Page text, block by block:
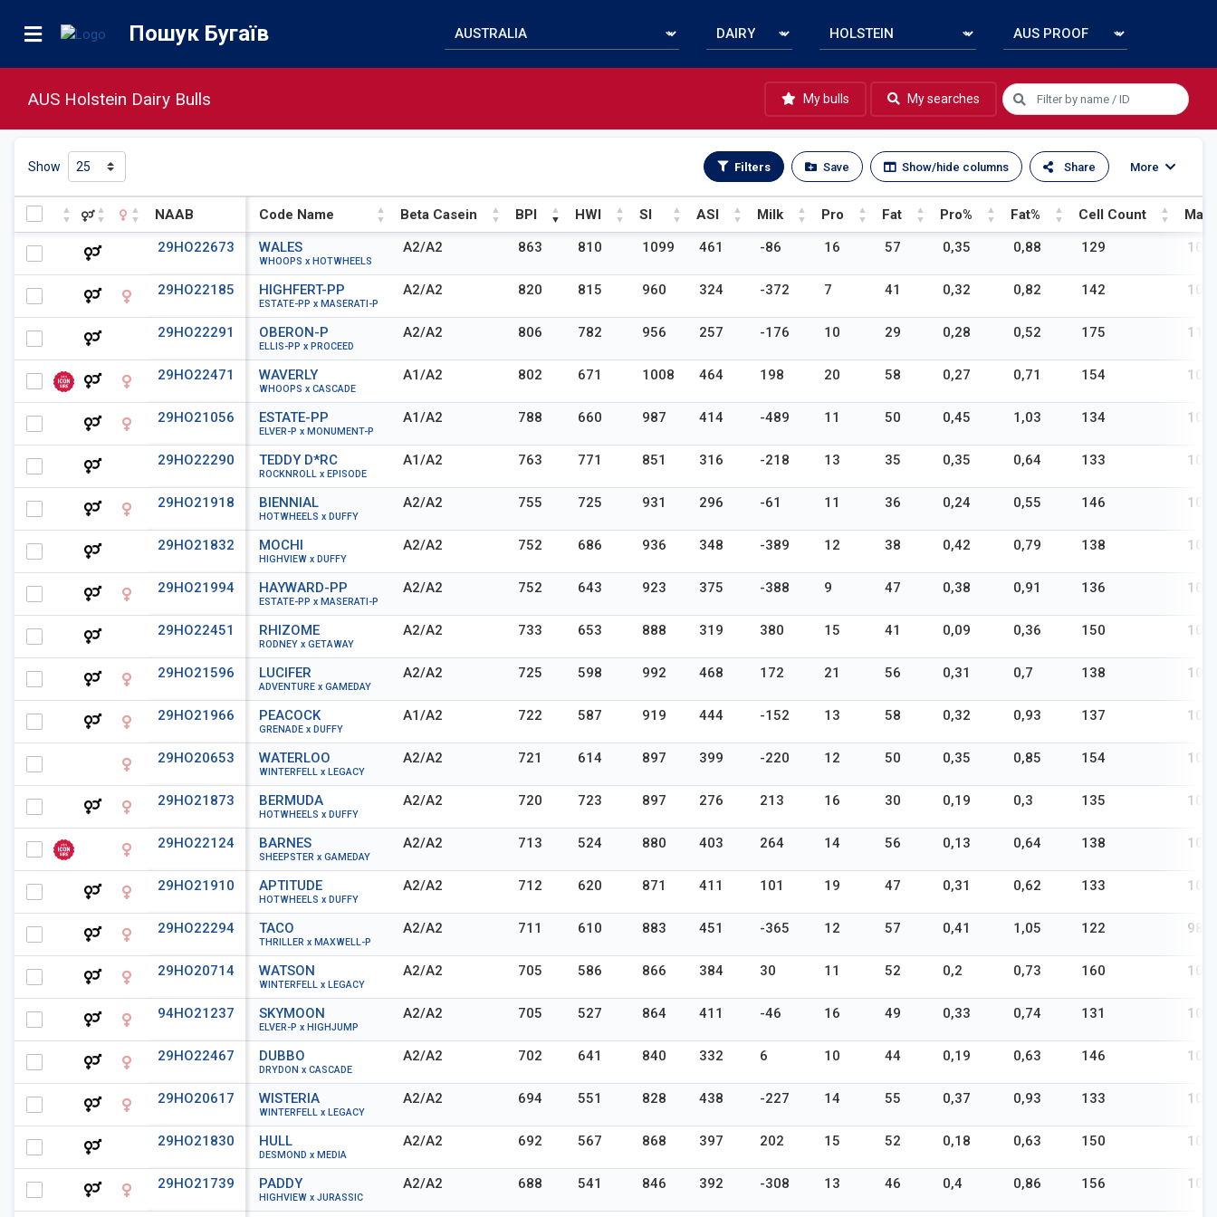
Пошук Бугаїв
AUS Holstein Dairy Bulls My bulls My searches
Show Filters Save Show/hide columns Share More
NAAB Code Name Beta Casein BPI HWI SI ASI Milk Pro Fat Pro% Fat% Cell Count
NAAB
Code Name Beta Casein BPI HWI SI ASI Milk Pro Fat Pro% Fat% Cell Count
29HO22673 WALES
WHOOPS x HOTWHEELS
A2/A2 863 810 1099 461 -86 16 57 0,35 0,88 129 105
29HO22185 HIGHFERT-PP
ESTATE-PP x MASERATI-P
A2/A2 820 815 960 324 -372 7 41 0,32 0,82 142 106
29HO22291 OBERON-P
ELLIS-PP x PROCEED
A2/A2 806 782 956 257 -176 10 29 0,28 0,52 175 113
29HO22471 WAVERLY
WHOOPS x CASCADE
A1/A2 802 671 1008 464 198 20 58 0,27 0,71 154 108
29HO21056 ESTATE-PP
ELVER-P x MONUMENT-P
A1/A2 788 660 987 414 -489 11 50 0,45 1,03 134 106
29HO22290 TEDDY D*RC
ROCKNROLL x EPISODE
A1/A2 763 771 851 316 -218 13 35 0,35 0,64 133 104
29HO21918 BIENNIAL
HOTWHEELS x DUFFY
A2/A2 755 725 931 296 -61 11 36 0,24 0,55 146 108
29HO21832 MOCHI
HIGHVIEW x DUFFY
A2/A2 752 686 936 348 -389 12 38 0,42 0,79 138 106
29HO21994 HAYWARD-PP
ESTATE-PP x MASERATI-P
A2/A2 752 643 923 375 -388 9 47 0,38 0,91 136 106
29HO22451 RHIZOME
RODNEY x GETAWAY
A2/A2 733 653 888 319 380 15 41 0,09 0,36 150 108
29HO21596 LUCIFER
ADVENTURE x GAMEDAY
A2/A2 725 598 992 468 172 21 56 0,31 0,7 138 102
29HO21966 PEACOCK
GRENADE x DUFFY
A1/A2 722 587 919 444 -152 13 58 0,32 0,93 137 105
29HO20653 WATERLOO
WINTERFELL x LEGACY
A2/A2 721 614 897 399 -220 12 50 0,35 0,85 154 107
29HO21873 BERMUDA
HOTWHEELS x DUFFY
A2/A2 720 723 897 276 213 16 30 0,19 0,3 135 104
29HO22124 BARNES
SHEEPSTER x GAMEDAY
A2/A2 713 524 880 403 264 14 56 0,13 0,64 138 107
29HO21910 APTITUDE
HOTWHEELS x DUFFY
A2/A2 712 620 871 411 101 19 47 0,31 0,62 133 107
29HO22294 TACO
THRILLER x MAXWELL-P
A2/A2 711 610 883 451 -365 12 57 0,41 1,05 122 98
29HO20714 WATSON
WINTERFELL x LEGACY
A2/A2 705 586 866 384 30 11 52 0,2 0,73 160 107
94HO21237 SKYMOON
ELVER-P x HIGHJUMP
A2/A2 705 527 864 411 -46 16 49 0,33 0,74 131 102
29HO22467 DUBBO
DRYDON x CASCADE
A2/A2 702 641 840 332 6 10 44 0,19 0,63 146 105
29HO20617 WISTERIA
WINTERFELL x LEGACY
A2/A2 694 551 828 438 -227 14 55 0,37 0,93 133 104
29HO21830 HULL
DESMOND x MEDIA
A2/A2 692 567 868 397 202 15 52 0,18 0,63 150 103
29HO21739 PADDY
HIGHVIEW x JURASSIC
A2/A2 688 541 846 392 -308 13 46 0,4 0,86 156 109